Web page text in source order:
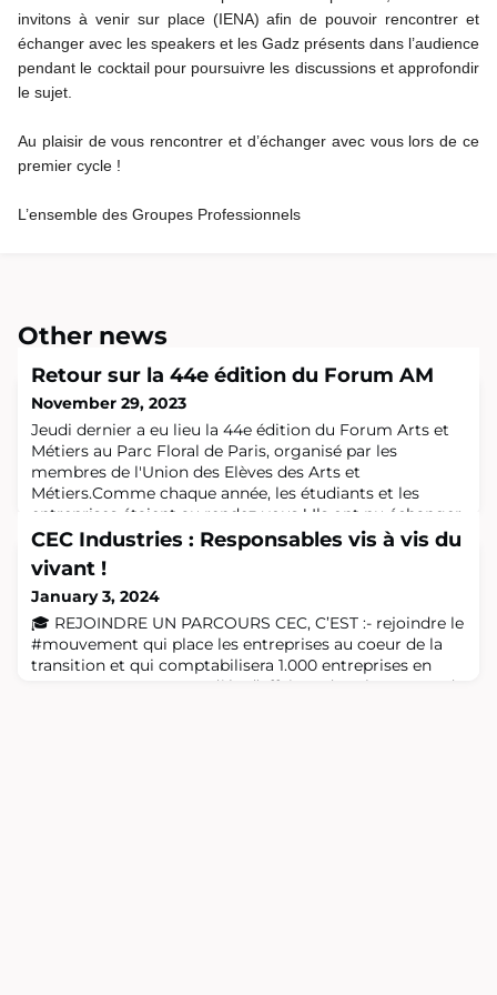
invitons à venir sur place (IENA) afin de pouvoir rencontrer et
échanger avec les speakers et les Gadz présents dans l’audience
pendant le cocktail pour poursuivre les discussions et approfondir
le sujet.
Au plaisir de vous rencontrer et d’échanger avec vous lors de ce
premier cycle !
L’ensemble des Groupes Professionnels
Other news
Retour sur la 44e édition du Forum AM
November 29, 2023
Jeudi dernier a eu lieu la 44e édition du Forum Arts et
Métiers au Parc Floral de Paris, organisé par les
membres de l'Union des Elèves des Arts et
Métiers.Comme chaque année, les étudiants et les
entreprises étaient au rendez-vous ! Ils ont pu échanger
autour des stands, lors des business lunch, des job
dating et lors des conférences. Bravo à l’ensemble de la
team Forum, menée par le président Pi
CEC Industries : Responsables vis à vis du
vivant !
January 3, 2024
🎓 REJOINDRE UN PARCOURS CEC, C’EST :- rejoindre le
#mouvement qui place les entreprises au coeur de la
transition et qui comptabilisera 1.000 entreprises en
2024- repenser son modèle d’affaires, dans le respect du